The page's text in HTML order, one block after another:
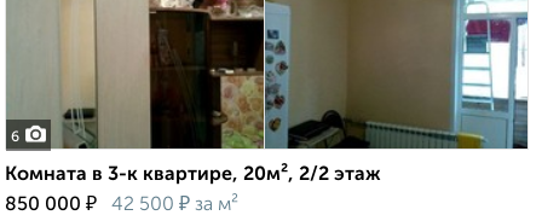
6
Комната в 3-к квартире, 20м², 2/2 этаж
850 000 ₽ 42 500 ₽ за м²